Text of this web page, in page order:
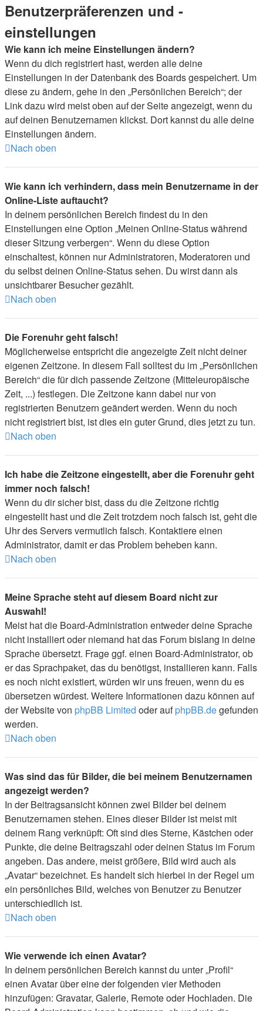
Benutzerpräferenzen und -
einstellungen
Wie kann ich meine Einstellungen ändern?
Wenn du dich registriert hast, werden alle deine
Einstellungen in der Datenbank des Boards gespeichert. Um
diese zu ändern, gehe in den „Persönlichen Bereich“; der
Link dazu wird meist oben auf der Seite angezeigt, wenn du
auf deinen Benutzernamen klickst. Dort kannst du alle deine
Einstellungen ändern.
Nach oben
Wie kann ich verhindern, dass mein Benutzername in der
Online-Liste auftaucht?
In deinem persönlichen Bereich findest du in den
Einstellungen eine Option „Meinen Online-Status während
dieser Sitzung verbergen“. Wenn du diese Option
einschaltest, können nur Administratoren, Moderatoren und
du selbst deinen Online-Status sehen. Du wirst dann als
unsichtbarer Besucher gezählt.
Nach oben
Die Forenuhr geht falsch!
Möglicherweise entspricht die angezeigte Zeit nicht deiner
eigenen Zeitzone. In diesem Fall solltest du im „Persönlichen
Bereich“ die für dich passende Zeitzone (Mitteleuropäische
Zeit, ...) festlegen. Die Zeitzone kann dabei nur von
registrierten Benutzern geändert werden. Wenn du noch
nicht registriert bist, ist dies ein guter Grund, dies jetzt zu tun.
Nach oben
Ich habe die Zeitzone eingestellt, aber die Forenuhr geht
immer noch falsch!
Wenn du dir sicher bist, dass du die Zeitzone richtig
eingestellt hast und die Zeit trotzdem noch falsch ist, geht die
Uhr des Servers vermutlich falsch. Kontaktiere einen
Administrator, damit er das Problem beheben kann.
Nach oben
Meine Sprache steht auf diesem Board nicht zur
Auswahl!
Meist hat die Board-Administration entweder deine Sprache
nicht installiert oder niemand hat das Forum bislang in deine
Sprache übersetzt. Frage ggf. einen Board-Administrator, ob
er das Sprachpaket, das du benötigst, installieren kann. Falls
es noch nicht existiert, würden wir uns freuen, wenn du es
übersetzen würdest. Weitere Informationen dazu können auf
der Website von phpBB Limited oder aufphpBB.degefunden
werden.
Nach oben
Was sind das für Bilder, die bei meinem Benutzernamen
angezeigt werden?
In der Beitragsansicht können zwei Bilder bei deinem
Benutzernamen stehen. Eines dieser Bilder ist meist mit
deinem Rang verknüpft: Oft sind dies Sterne, Kästchen oder
Punkte, die deine Beitragszahl oder deinen Status im Forum
angeben. Das andere, meist größere, Bild wird auch als
„Avatar“ bezeichnet. Es handelt sich hierbei in der Regel um
ein persönliches Bild, welches von Benutzer zu Benutzer
unterschiedlich ist.
Nach oben
Wie verwende ich einen Avatar?
In deinem persönlichen Bereich kannst du unter „Profil“
einen Avatar über eine der folgenden vier Methoden
hinzufügen: Gravatar, Galerie, Remote oder Hochladen. Die